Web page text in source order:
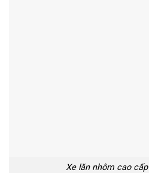
Xe lăn nhôm cao